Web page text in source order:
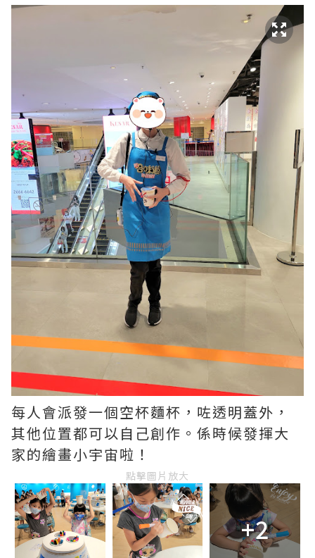
每人會派發一個空杯麵杯，咗透明蓋外，
其他位置都可以自己創作。係時候發揮大
家的繪畫小宇宙啦！
點擊圖片放大
+2